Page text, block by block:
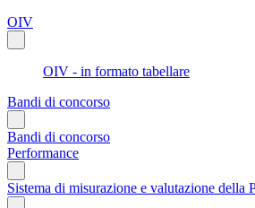
OIV
OIV - in formato tabellare
Bandi di concorso
Bandi di concorso
Performance
Sistema di misurazione e valutazione della